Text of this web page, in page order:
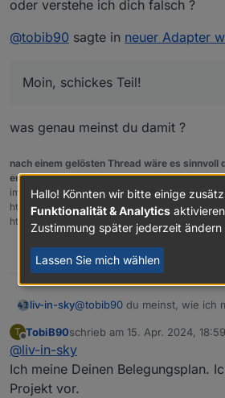
oder verstehe ich dich falsch ?
@tobib90 sagte in neuer Adapter
Moin, schickes Teil!
was genau meinst du damit ?
nach einem gelösten Thread wäre es
ersten Posts einzutragen [gelöst]-...Bitte
im Beitrag wenn er euch geholfen hat.Forum-
https://picpick.app/en/download/ und
https://www.screentogif.com/downloads.html
liv-in-sky@tobib90 du meinst, wie ich
welches den ical adapter nutzt
oder verstehe ich dich falsch ?
@tobib90sagte inneuer
T
Offline
TobiB90schrieb am 15. Apr. 2024, 18:59
zuletzt editiert von
@liv-in-sky
Ich meine Deinen Belegungsplan.
Projekt vor.
Hallo! Könnten wir bitte einige
Funktionalität & Analytics
Zustimmung später jederzeit
Lassen Sie mich wählen